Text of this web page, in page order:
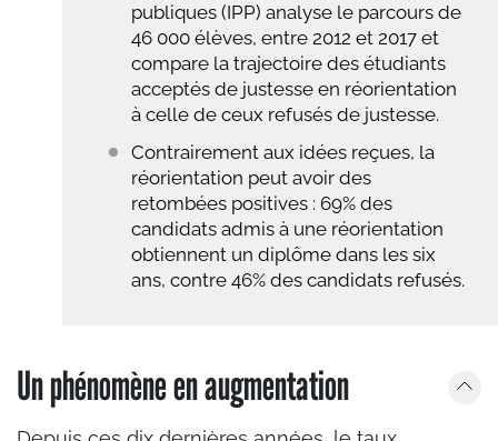
publiques (IPP) analyse le parcours de
46 000 élèves, entre 2012 et 2017 et
compare la trajectoire des étudiants
acceptés de justesse en réorientation
à celle de ceux refusés de justesse.
Contrairement aux idées reçues, la
réorientation peut avoir des
retombées positives : 69% des
candidats admis à une réorientation
obtiennent un diplôme dans les six
ans, contre 46% des candidats refusés.
Un phénomène en augmentation